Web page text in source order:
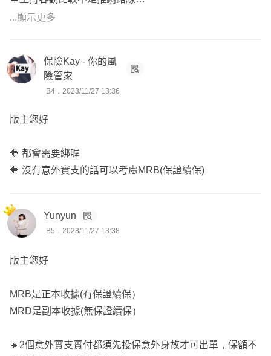
✨保險找威爾 專業一定well✨
...顯示更多
保險Kay - 你的風
險管家
B4．2023/11/27 13:36
版主您好
🔶 都會需要綁喔
🔶 沒有意外實支的話可以考慮MRB(保證續保)
Yunyun
B5．2023/11/27 13:38
版主您好
MRB是正本收據(有保證續保）
MRD是副本收據(無保證續保）
🔸2個意外實支實付都須先投保意外身故才可出單，保額不